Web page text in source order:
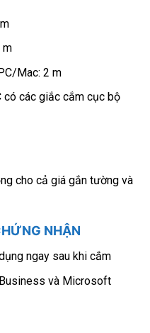
m
Mac: 2 m
có các giắc cắm cục bộ
cho cả giá gắn tường và
NHẬN
ngay sau khi cắm
và Microsoft